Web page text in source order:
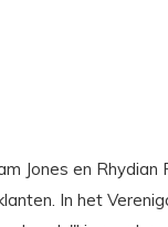
Jones en Rhydian
In het